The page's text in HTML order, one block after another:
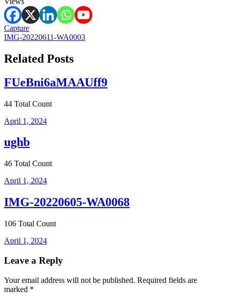
Post
navigation
Capture
IMG-20220611-WA0003
Related Posts
FUeBni6aMAAUff9
44 Total Count
April 1, 2024
ughb
46 Total Count
April 1, 2024
IMG-20220605-WA0068
106 Total Count
April 1, 2024
Leave a Reply
Your email address will not be published. Required fields are
marked *